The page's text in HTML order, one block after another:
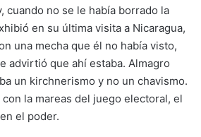
cuando no se le había borrado la
en su última visita a Nicaragua,
una mecha que él no había visto,
advirtió que ahí estaba. Almagro
un kirchnerismo y no un chavismo.
la mareas del juego electoral, el
el poder.